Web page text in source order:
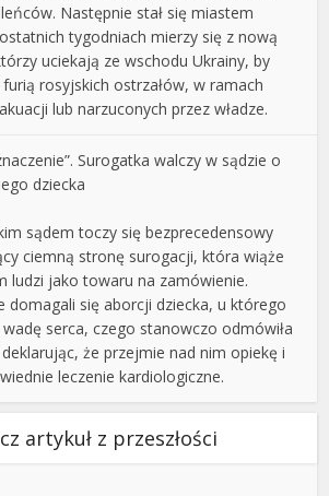
Następnie stał się miastem
tygodniach mierzy się z nową
uciekają ze wschodu Ukrainy, by
rosyjskich ostrzałów, w ramach
lub narzuconych przez władze.
Surogatka walczy w sądzie o
dziecka
sądem toczy się bezprecedensowy
ciemną stronę surogacji, która wiąże
ludzi jako towaru na zamówienie.
domagali się aborcji dziecka, u którego
serca, czego stanowczo odmówiła
że przejmie nad nim opiekę i
leczenie kardiologiczne.
artykuł z przeszłości